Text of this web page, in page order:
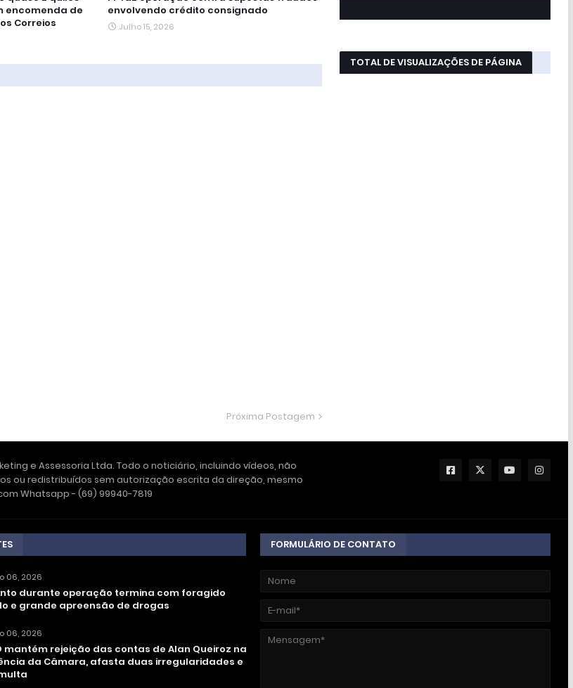
encomenda de
Correios
envolvendo crédito consignado
Julho 15, 2026
Próxima Postagem
TOTAL DE VISUALIZAÇÕES DE PÁGINA
e Assessoria Ltda. Todo o noticiário, incluindo vídeos, não
ou redistribuídos sem autorização escrita da direção, mesmo
Whatsapp - (69) 99940-7819
06, 2026
durante operação termina com foragido
e grande apreensão de drogas
06, 2026
mantém rejeição das contas de Alan Queiroz na
da Câmara, afasta duas irregularidades e
FORMULÁRIO DE CONTATO